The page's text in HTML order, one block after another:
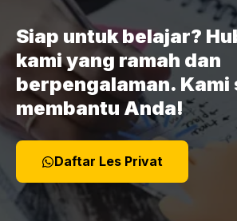
Siap untuk belajar?
kami yang ramah dan
berpengalaman. Kami
membantu Anda!
Daftar Les Privat